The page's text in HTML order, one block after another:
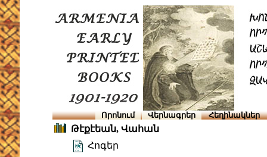
Որոնում Վերնագրեր Հեղինակներ
Թէքէեան, Վահան
Հոգեր